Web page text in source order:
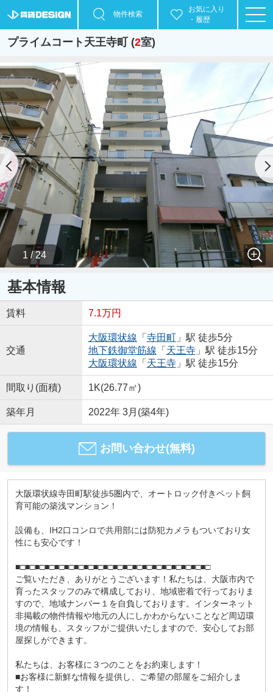
物件検索
お気に入り
・履歴
プライムコート天王寺町 (2室)
1 / 24
基本情報
賃料 7.1万円
交通
大阪環状線 「 寺田町」駅 徒歩5分
地下鉄御堂筋線 「 天王寺」駅 徒歩15分
大阪環状線 「 天王寺」駅 徒歩15分
間取り(面積) 1K(26.77㎡)
築年月 2022年 3月(築4年)
お問い合わせ(無料)
大阪環状線寺田町駅徒歩5圏内で、オートロック付きペット飼
育可能の築浅マンション！
設備も、IH2口コンロで共用部には防犯カメラもついており女
性にも安心です！
■□■□■□■□■□■□■□■□■□■□■□■□■□■□■□■□■□■□■□■□
ご覧いただき、ありがとうございます！私たちは、大阪市内で
育ったスタッフのみで構成しており、地域密着で行っておりま
すので、地域ナンバー１を自負しております。インターネット
非掲載の物件情報や地元の人にしかわからないことなど周辺環
境の情報も、スタッフがご提供いたしますので、安心してお部
屋探しができます。
私たちは、お客様に３つのことをお約束します！
■お客様に新鮮な情報を提供し、ご希望の部屋をご紹介しま
す！